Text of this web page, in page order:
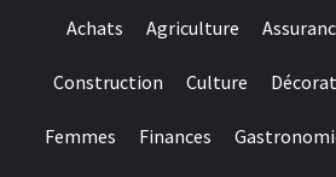
Achats Agriculture
Construction Culture
Femmes Finances